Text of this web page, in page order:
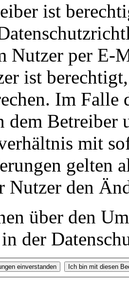
ist
Nutzer per E-
ist
Im Falle
dem Betreiber
mit
gelten
Nutzer den
über den
der